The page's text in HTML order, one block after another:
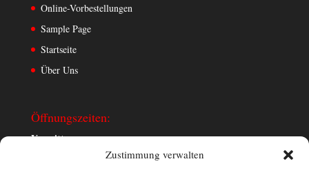
Zustimmung verwalten
Online-Vorbestellungen
Sample Page
Startseite
Über Uns
Öffnungszeiten:
Vormittags:
Montag bis Samstag: